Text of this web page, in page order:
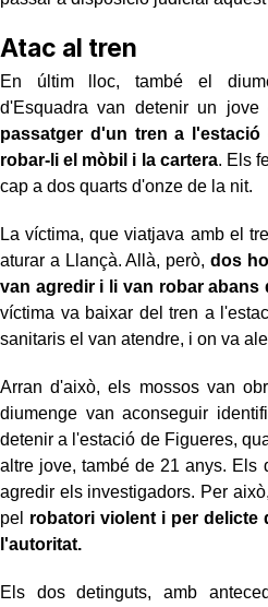
Atac al tren
En últim lloc, també el
d'Esquadra van detenir un
passatger d'un tren a
robar-li el mòbil i la cartera. Els
cap a dos quarts d'onze de la nit.
La víctima, que viatjava amb el
aturar a Llançà. Allà, però,dos
van agredir i li van robar abans
víctima va baixar del tren a
sanitaris el van atendre, i on va
Arran d'això, els mossos van
diumenge van aconseguir
detenir a l'estació de Figueres,
altre jove, també de 21 anys. Els
agredir els investigadors. Per
pel robatori violent i per delicte
l'autoritat.
Els dos detinguts, amb